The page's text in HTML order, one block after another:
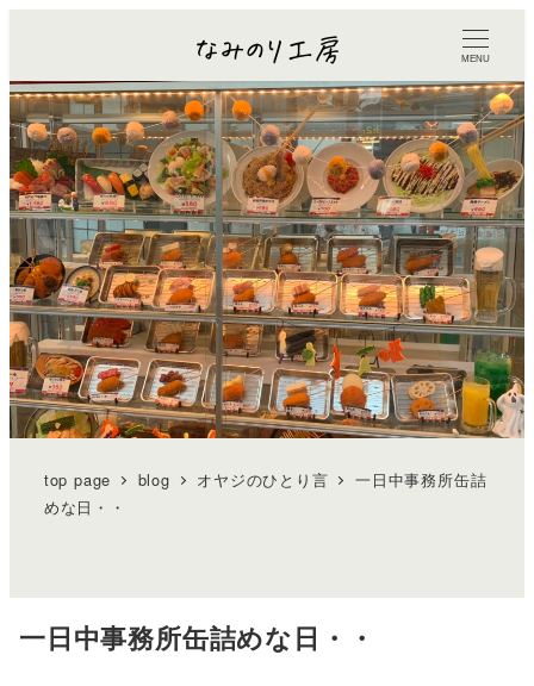
MENU
top page blog オヤジのひとり言
一日中事務所缶詰
めな日・・
一日中事務所缶詰めな日・・